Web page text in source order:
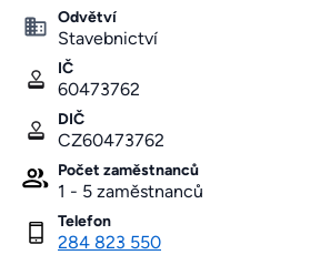
Odvětví
Stavebnictví
IČ
60473762
DIČ
CZ60473762
Počet zaměstnanců
1 - 5 zaměstnanců
Telefon
284 823 550